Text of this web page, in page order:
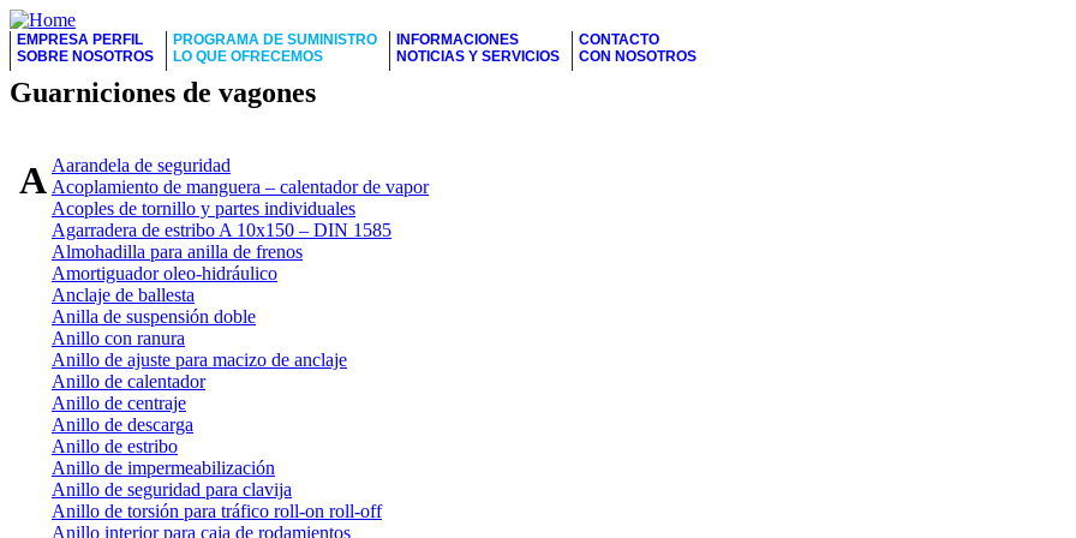
EMPRESA PERFIL
SOBRE NOSOTROS
PROGRAMA DE SUMINISTRO
LO QUE OFRECEMOS
INFORMACIONES
NOTICIAS Y SERVICIOS
CONTACTO
CON NOSOTROS
Guarniciones de vagones
AAarandela de seguridad
Acoplamiento de manguera – calentador de vapor
Acoples de tornillo y partes individuales
Agarradera de estribo A 10x150 – DIN 1585
Almohadilla para anilla de frenos
Amortiguador oleo-hidráulico
Anclaje de ballesta
Anilla de suspensión doble
Anillo con ranura
Anillo de ajuste para macizo de anclaje
Anillo de calentador
Anillo de centraje
Anillo de descarga
Anillo de estribo
Anillo de impermeabilización
Anillo de seguridad para clavija
Anillo de torsión para tráfico roll-on roll-off
Anillo interior para caja de rodamientos